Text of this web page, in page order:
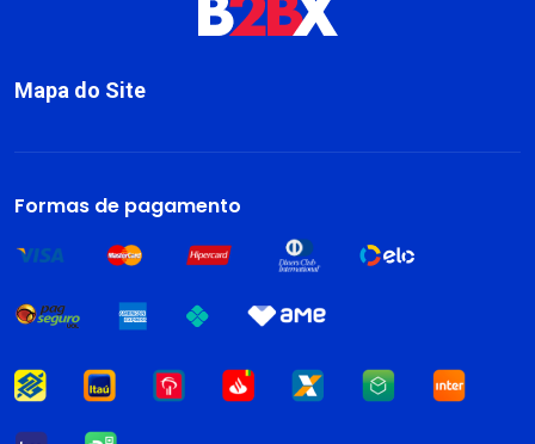
Mapa do Site
Formas de pagamento